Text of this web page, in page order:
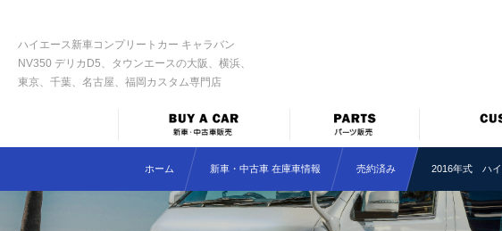
ハイエース新車コンプリートカー キャラバン
NV350 デリカD5、タウンエースの大阪、横浜、
東京、千葉、名古屋、福岡カスタム専門店
ホーム 新車・中古車 在庫車情報 売約済み 2016年式 ハ